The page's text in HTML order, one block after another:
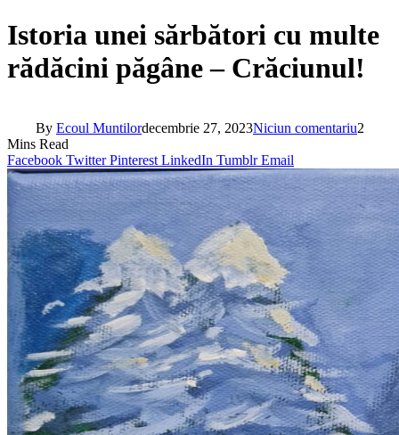
Istoria unei sărbători cu multe
rădăcini păgâne – Crăciunul!
By Ecoul Muntilordecembrie 27, 2023Niciun comentariu2
Mins Read
Facebook Twitter Pinterest LinkedIn Tumblr Email